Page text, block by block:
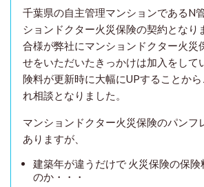
千葉県の自主管理マンションであるN
ションドクター火災保険の契約となり
合様が弊社にマンションドクター火災
せをいただいたきっかけは加入をして
険料が更新時に大幅にUPすることか
れ相談となりました。
マンションドクター火災保険のパンフ
ありますが、
建築年が違うだけで 火災保険の保険
のか・・・